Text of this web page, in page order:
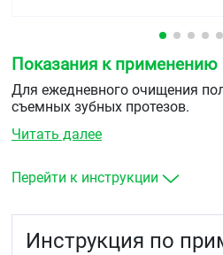
Показания к применению
Для ежедневного очищения
съемных зубных протезов.
Читать далее
Перейти к инструкции
Инструкция по